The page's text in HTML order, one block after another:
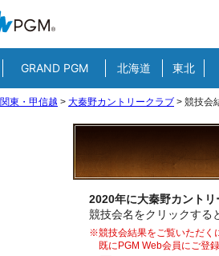
GRAND PGM 北海道 東北
関東・甲信越 > 大秦野カントリークラブ > 競技会
2020年に大秦野カントリ
競技会名をクリックする
※競技会結果をご覧いただく
既にPGM Web会員にご登